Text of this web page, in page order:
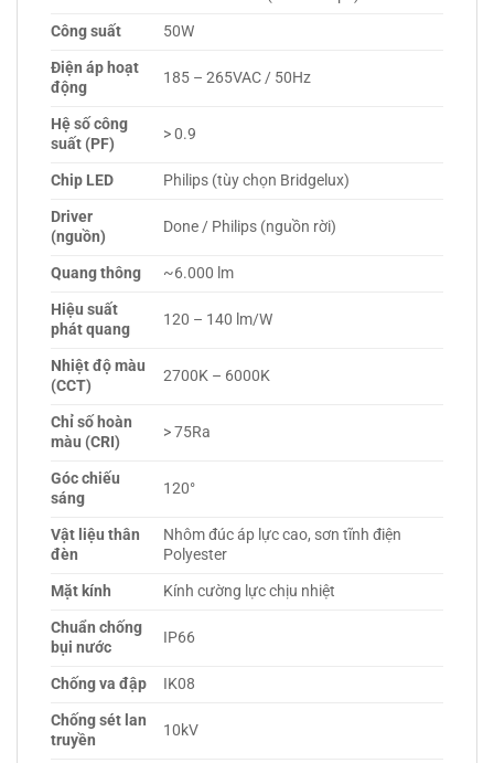
Công suất
50W
Điện áp hoạt
động
185 – 265VAC / 50Hz
Hệ số công
suất (PF)
> 0.9
Chip LED
Philips (tùy chọn Bridgelux)
Driver
(nguồn)
Done / Philips (nguồn rời)
Quang thông
~6.000 lm
Hiệu suất
phát quang
120 – 140 lm/W
Nhiệt độ màu
(CCT)
2700K – 6000K
Chỉ số hoàn
màu (CRI)
> 75Ra
Góc chiếu
sáng
120°
Vật liệu thân
đèn
Nhôm đúc áp lực cao, sơn tĩnh điện
Polyester
Mặt kính
Kính cường lực chịu nhiệt
Chuẩn chống
bụi nước
IP66
Chống va đập
IK08
Chống sét lan
truyền
10kV